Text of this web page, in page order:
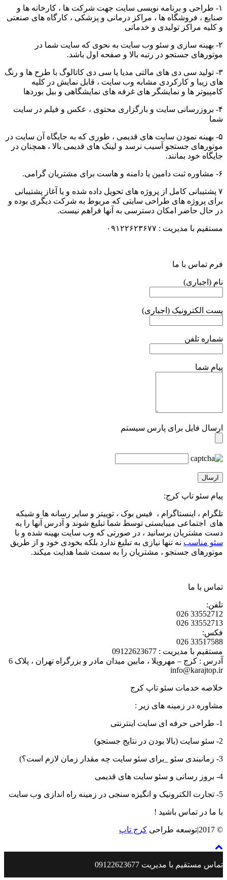
۱- طراحی و برنامه نویسی سایت جهت شرکت ها ، کارخانه ها و
صنایع ، فروشگاه ها ، مراکز درمانی و پزشکی ، کارگاه های صنعتی
و کلیه مراکز تولیدی و خدماتی
۲- بهینه سازی و سئو وب سایت به نحوی که سایت شما در
موتورهای جستجو در رتبه بالا و صفحه اول باشد.
۳- تولید سی دی های مالتی مدیا یا سی دی کاتالوگ با طرح ها و رنگ
های زیبا و کارکردی مشابه وب سایت ، قابل نمایش در کلیه
کامپیوتر ها و نمایشگر های غرفه های نمایشگاهی و بیل بوردها
۴- بروزرسانی سایت و بارگزاری محتوی ، عکس و فیلم در سایت
شما
۵- بهینه نمودن سایت های قدیمی ، طوری که به جایگاه آن سایت در
موتورهای جستجو آسیب نرسد و لینک های قدیمی بالا ، همچنان در
جایگاه خود بمانند.
۶- مشاوره ثبت دامین یا دامنه و هاست برای مشتریان گرامی.
۷ پشتیبانی کامل از پروژه های تحویل داده شده و یا آغاز پشتیبانی
برای پروژه های طراحی سایتی که مربوط به شرکت دیگری بوده و
در حال حاضر امکان دسترسی به آنها فراهم نیست.
مستقیم با مدیریت : ۰۹۱۲۲۶۲۳۶۷۷
فرم تماس با ما
نام (اجباری)
پست الکترونیک (اجباری)
شماره تلفن
پیام شما
ارسال فایل برای پارس سیستم
پیام سئو تاپ کرج:
تلگرام ، اینستاگرام ، فیس بوک ، توییتر و سایر رسانه ها و شبکه
های اجتماعی میبایستی توسط شما تبلیغ شوند و آدرس آنها را به
دست مشتریان برسانید ، در صورتی که وب سایت بهینه شده و با
سئو مناسب نه تنها نیازی به تبلیغ ندارد بلکه بخودی خود و از طریق
موتورهای جستجو ، مشتریان را به سمت شما هدایت میکند.
تماس با ما
تلفن:
33552712 026
33552713 026
فکس:
33517588 026
مستقیم با مدیریت : 09122623677
آدرس : کرج – مهرویلا ، مابین میدان مادر و بزرگراه تهران ، پلاک 6
info@karajtop.ir
خلاصه خدمات سئو تاپ کرج
مشاوره در زمینه های زیر :
1- طراحی حرفه ای سایت اینترنتی
2- سئو سایت (بالا بودن در نتایج جستجو)
3- زمانبندی سئو _برای سئو سایت چه مقدار زمان لازم است؟)
4- بروز رسانی و سئو سایت های قدیمی
5- تجارت الکترونیک و انگیزه سنجی در زمینه راه اندازی وب سایت
با ما در تماس باشید !
© 2017|توسعه طراحی کرج تاپ
تماس مستقیم با مدیریت 09122623677